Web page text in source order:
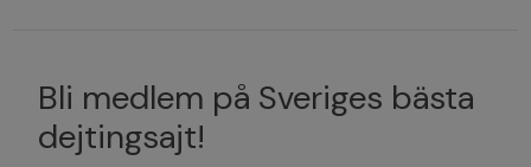
Bli medlem på Sveriges bästa
dejtingsajt!